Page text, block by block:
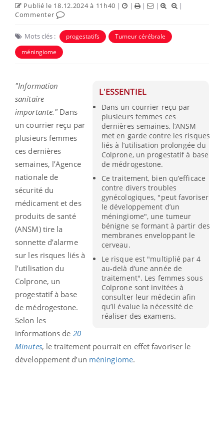
Publié le 18.12.2024 à 11h40 | | | |
|
Commenter
Mots clés : progestatifs
Tumeur cérébrale
méningiome
L'ESSENTIEL
Dans un courrier reçu par
plusieurs femmes ces
dernières semaines, l’ANSM
met en garde contre les risques
liés à l’utilisation prolongée du
Colprone, un progestatif à base
de médrogestone.
Ce traitement, bien qu’efficace
contre divers troubles
gynécologiques, "peut favoriser
le développement d’un
méningiome", une tumeur
bénigne se formant à partir des
membranes enveloppant le
cerveau.
Le risque est "multiplié par 4
au-delà d’une année de
traitement". Les femmes sous
Colprone sont invitées à
consulter leur médecin afin
qu’il évalue la nécessité de
réaliser des examens.
"Information
sanitaire
importante." Dans
un courrier reçu par
plusieurs femmes
ces dernières
semaines, l’Agence
nationale de
sécurité du
médicament et des
produits de santé
(ANSM) tire la
sonnette d’alarme
sur les risques liés à
l’utilisation du
Colprone, un
progestatif à base
de médrogestone.
Selon les
informations de 20
Minutes, le traitement pourrait en effet favoriser le
développement d’un méningiome.